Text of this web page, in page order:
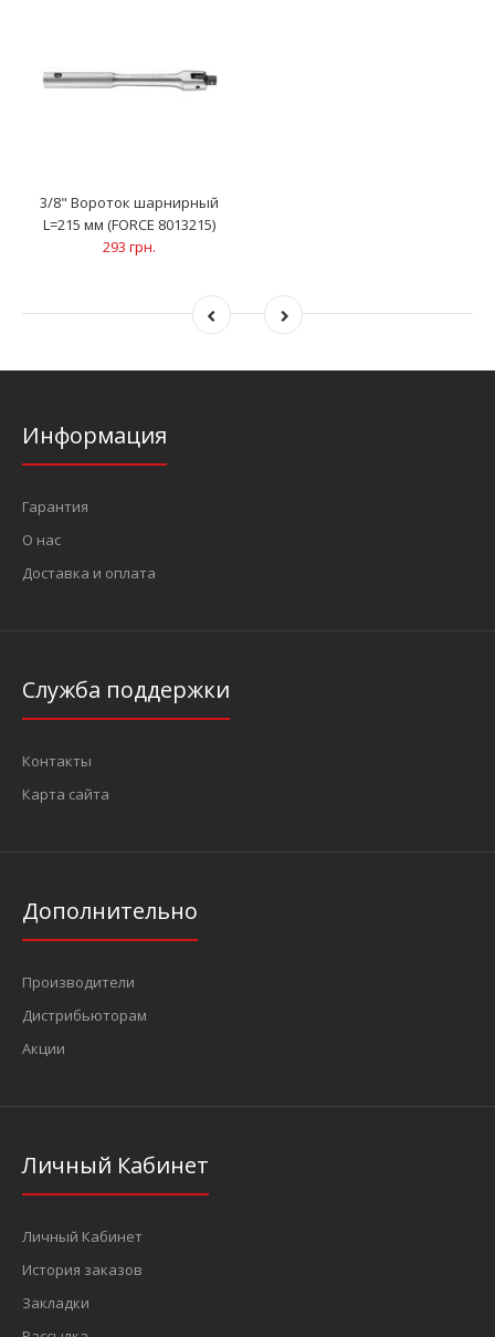
3/8" Вороток шарнирный
L=215 мм (FORCE 8013215)
293 грн.
Информация
Гарантия
О нас
Доставка и оплата
Служба поддержки
Контакты
Карта сайта
Дополнительно
Производители
Дистрибьюторам
Акции
Личный Кабинет
Личный Кабинет
История заказов
Закладки